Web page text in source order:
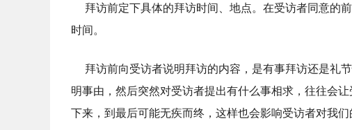
拜访前定下具体的拜访时间、地点。在受访者同意的
时间。
拜访前向受访者说明拜访的内容，是有事拜访还是礼
明事由，然后突然对受访者提出有什么事相求，往往会
下来，到最后可能无疾而终，这样也会影响受访者对我们